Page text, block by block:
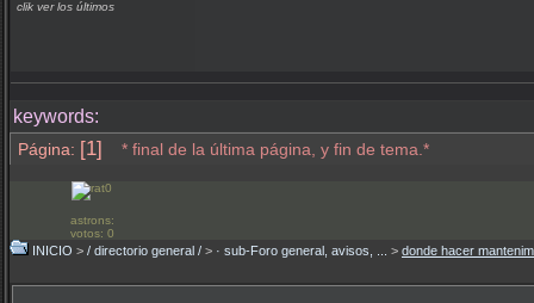
clik ver los últimos
keywords:
Página: [1] * final de la última página, y fin de tema.*
astrons:
votos: 0
INICIO > / directorio general / > · sub-Foro general, avisos, ... > donde hacer